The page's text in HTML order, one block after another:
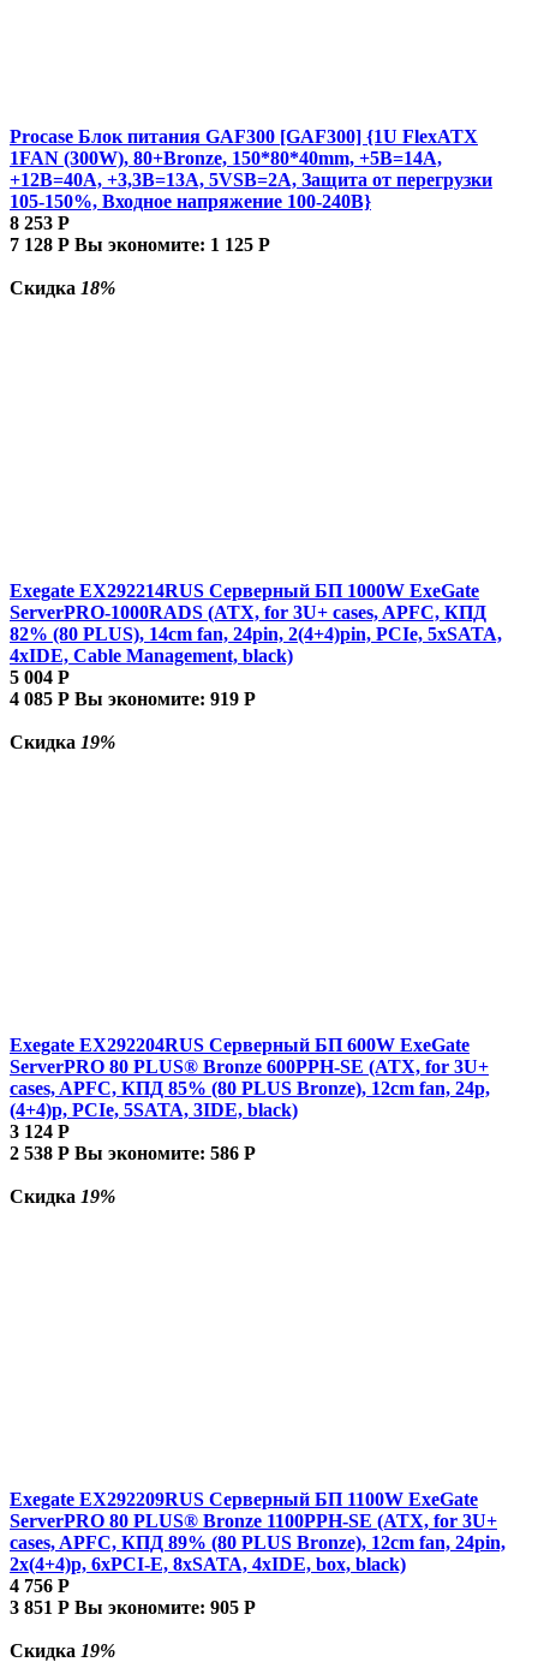
Procase Блок питания GAF300 [GAF300] {1U FlexATX
1FAN (300W), 80+Bronze, 150*80*40mm, +5B=14A,
+12B=40A, +3,3B=13A, 5VSB=2A, Защита от перегрузки
105-150%, Входное напряжение 100-240В}
8 253 Р
7 128 Р Вы экономите: 1 125 Р
Скидка 18%
Exegate EX292214RUS Серверный БП 1000W ExeGate
ServerPRO-1000RADS (ATX, for 3U+ cases, APFC, КПД
82% (80 PLUS), 14cm fan, 24pin, 2(4+4)pin, PCIe, 5xSATA,
4xIDE, Cable Management, black)
5 004 Р
4 085 Р Вы экономите: 919 Р
Скидка 19%
Exegate EX292204RUS Серверный БП 600W ExeGate
ServerPRO 80 PLUS® Bronze 600PPH-SE (ATX, for 3U+
cases, APFC, КПД 85% (80 PLUS Bronze), 12cm fan, 24p,
(4+4)p, PCIe, 5SATA, 3IDE, black)
3 124 Р
2 538 Р Вы экономите: 586 Р
Скидка 19%
Exegate EX292209RUS Серверный БП 1100W ExeGate
ServerPRO 80 PLUS® Bronze 1100PPH-SE (ATX, for 3U+
cases, APFC, КПД 89% (80 PLUS Bronze), 12cm fan, 24pin,
2x(4+4)p, 6xPCI-E, 8xSATA, 4xIDE, box, black)
4 756 Р
3 851 Р Вы экономите: 905 Р
Скидка 19%